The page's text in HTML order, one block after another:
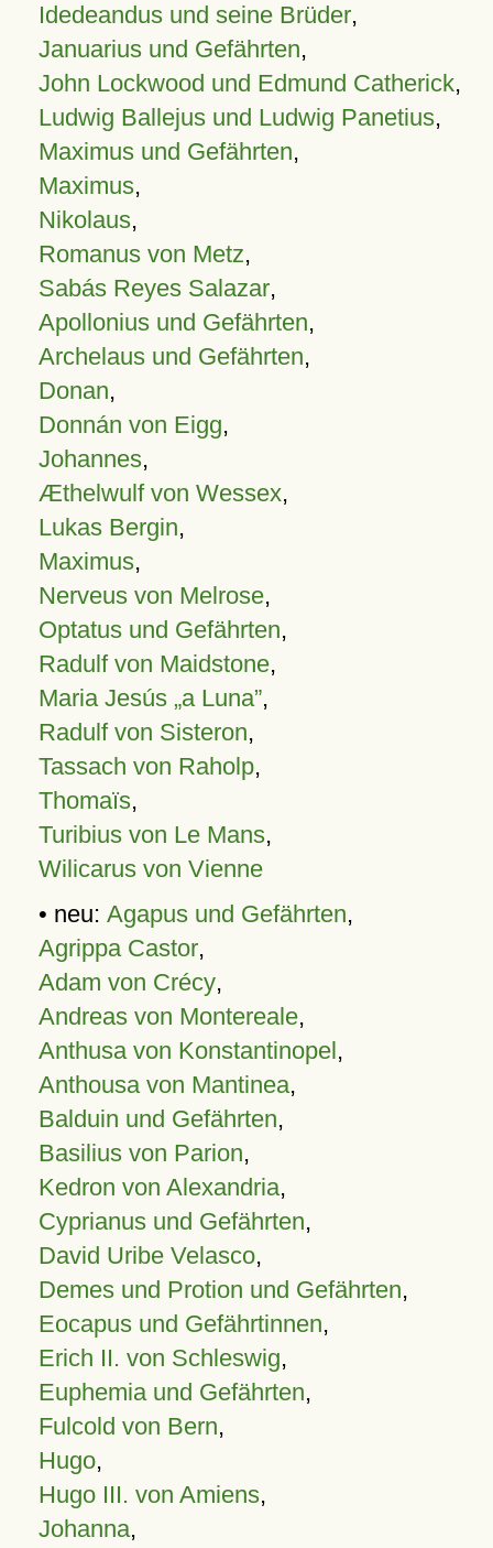
Idedeandus und seine Brüder,
Januarius und Gefährten,
John Lockwood und Edmund Catherick,
Ludwig Ballejus und Ludwig Panetius,
Maximus und Gefährten,
Maximus,
Nikolaus,
Romanus von Metz,
Sabás Reyes Salazar,
Apollonius und Gefährten,
Archelaus und Gefährten,
Donan,
Donnán von Eigg,
Johannes,
Æthelwulf von Wessex,
Lukas Bergin,
Maximus,
Nerveus von Melrose,
Optatus und Gefährten,
Radulf von Maidstone,
Maria Jesús „a Luna”,
Radulf von Sisteron,
Tassach von Raholp,
Thomaïs,
Turibius von Le Mans,
Wilicarus von Vienne
• neu: Agapus und Gefährten,
Agrippa Castor,
Adam von Crécy,
Andreas von Montereale,
Anthusa von Konstantinopel,
Anthousa von Mantinea,
Balduin und Gefährten,
Basilius von Parion,
Kedron von Alexandria,
Cyprianus und Gefährten,
David Uribe Velasco,
Demes und Protion und Gefährten,
Eocapus und Gefährtinnen,
Erich II. von Schleswig,
Euphemia und Gefährten,
Fulcold von Bern,
Hugo,
Hugo III. von Amiens,
Johanna,